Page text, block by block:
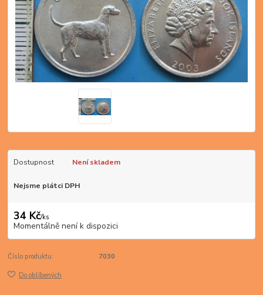
Dostupnost Není skladem
Nejsme plátci DPH
34 Kč/ks
Momentálně není k dispozici
Číslo produktu: 7030
Do oblíbených